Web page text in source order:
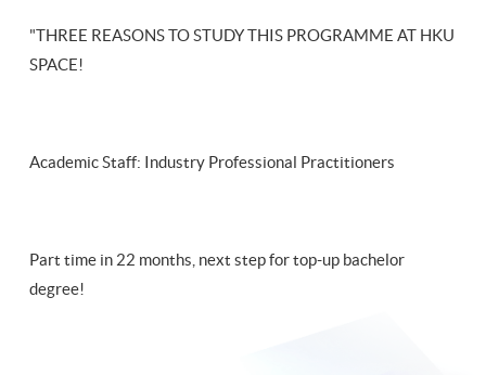
"THREE REASONS TO STUDY THIS PROGRAMME AT HKU
SPACE!
Academic Staff: Industry Professional Practitioners
Part time in 22 months, next step for top-up bachelor
degree!